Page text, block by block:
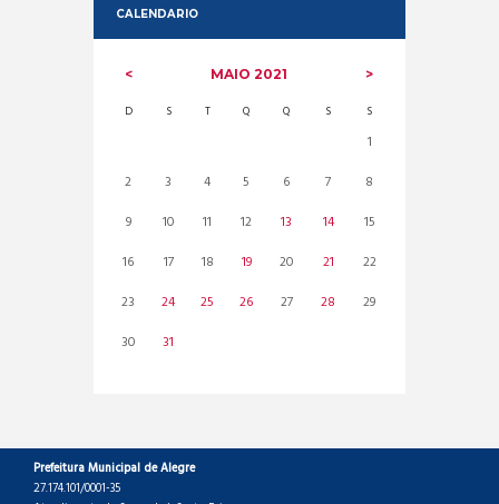
CALENDARIO
MAIO2021
D S T Q Q S S
1
2
3 4 5 6 7
8
9
10 11 12 13 14
15
16
17 18 19 20 21
22
23
24 25 26 27 28
29
30
31
Prefeitura Municipal de Alegre
27.174.101/0001-35